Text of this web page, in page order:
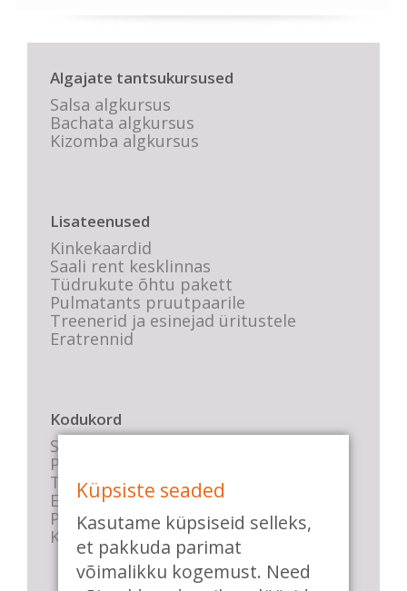
Algajate tantsukursused
Salsa algkursus
Bachata algkursus
Kizomba algkursus
Lisateenused
Kinkekaardid
Saali rent kesklinnas
Tüdrukute õhtu pakett
Pulmatants pruutpaarile
Treenerid ja esinejad üritustele
Eratrennid
Kodukord
Stuudio sisekord
Privaatsustingimused
Tasemete kirjeldused
E-poe tingimused
Parkimise info
KKK
Küpsiste seaded
Kasutame küpsiseid selleks,
et pakkuda parimat
võimalikku kogemust. Need